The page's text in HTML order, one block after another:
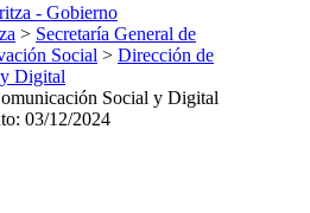
- Gobierno
> Secretaría General de
Social > Dirección de
Digital
Social y Digital
: 03/12/2024